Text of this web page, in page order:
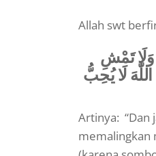
Allah swt
تَمْشِ
لَا يُحِبُّ
Artinya: “Dan
memalingkan